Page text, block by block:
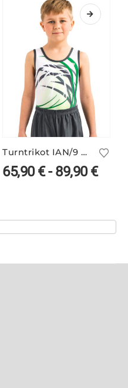
Turntrikot IAN/9 mit Igloo-Print
65,90€-89,90€